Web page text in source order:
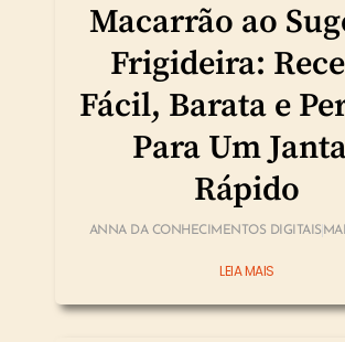
Macarrão ao
Frigideira:
Fácil, Barata e
Para Um
Rápido
ANNA DA CONHECIMENTOS DIGITAIS
LEIA MAIS